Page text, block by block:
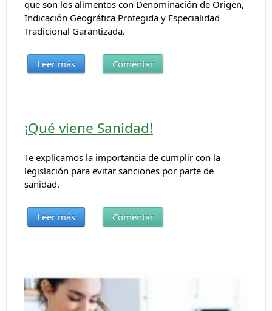
que son los alimentos con Denominación de Origen,
Indicación Geográfica Protegida y Especialidad
Tradicional Garantizada.
Leer más Comentar
¡Qué viene Sanidad!
Te explicamos la importancia de cumplir con la
legislación para evitar sanciones por parte de
sanidad.
Leer más Comentar